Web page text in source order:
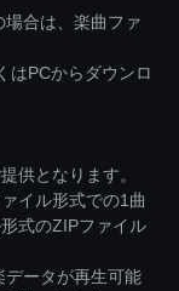
合は、楽曲ファ
はPCからダウンロ
供となります。
イル形式での1曲
式のZIPファイル
ータが再生可能